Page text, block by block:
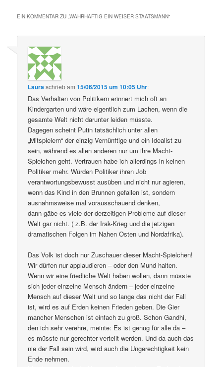
EIN KOMMENTAR ZU „WAHRHAFTIG EIN WEISER STAATSMANN“
Lauraschriebam15/06/2015 um 10:05 Uhr:
Das Verhalten von Politikern erinnert mich oft an
Kindergarten und wäre eigentlich zum Lachen, wenn die
gesamte Welt nicht darunter leiden müsste.
Dagegen scheint Putin tatsächlich unter allen
„Mitspielern“ der einzig Vernünftige und ein Idealist zu
sein, während es allen anderen nur um ihre Macht-
Spielchen geht. Vertrauen habe ich allerdings in keinen
Politiker mehr. Würden Politiker ihren Job
verantwortungsbewusst ausüben und nicht nur agieren,
wenn das Kind in den Brunnen gefallen ist, sondern
ausnahmsweise mal vorausschauend denken,
dann gäbe es viele der derzeitigen Probleme auf dieser
Welt gar nicht. ( z.B. der Irak-Krieg und die jetzigen
dramatischen Folgen im Nahen Osten und Nordafrika).
Das Volk ist doch nur Zuschauer dieser Macht-Spielchen!
Wir dürfen nur applaudieren – oder den Mund halten.
Wenn wir eine friedliche Welt haben wollen, dann müsste
sich jeder einzelne Mensch ändern – jeder einzelne
Mensch auf dieser Welt und so lange das nicht der Fall
ist, wird es auf Erden keinen Frieden geben. Die Gier
mancher Menschen ist einfach zu groß. Schon Gandhi,
den ich sehr verehre, meinte: Es ist genug für alle da –
es müsste nur gerechter verteilt werden. Und da auch das
nie der Fall sein wird, wird auch die Ungerechtigkeit kein
Ende nehmen.